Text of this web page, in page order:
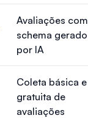
Avaliações com
schema gerado
por IA
Coleta básica e
gratuita de
avaliações